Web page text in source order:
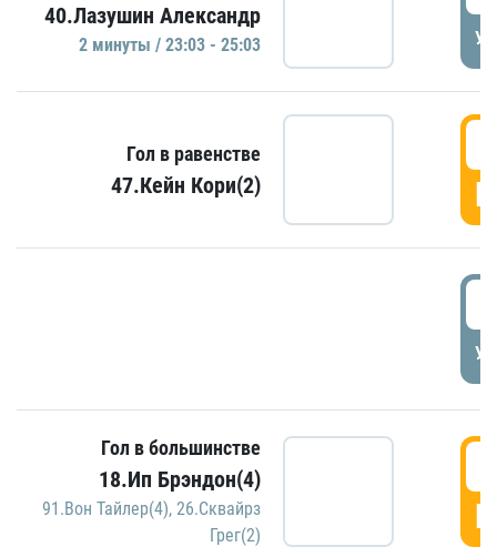
40.Лазушин Александр
2 минуты / 23:03 - 25:03
Гол в равенстве
47.Кейн Кори(2)
Гол в большинстве
18.Ип Брэндон(4)
91.Вон Тайлер(4), 26.Сквайрз
Грег(2)